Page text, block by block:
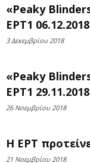
«Peaky
ΕΡΤ1 06.12.2018
3 Δεκεμβρίου 2018
«Peaky
ΕΡΤ1 29.11.2018
26 Νοεμβρίου 2018
Η ΕΡΤ
21 Νοεμβρίου 2018